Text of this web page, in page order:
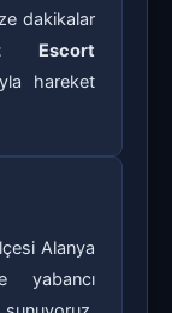
dakikalar
Escort
hareket
Alanya
yabancı